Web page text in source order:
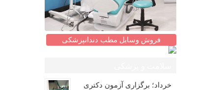
فروش وسایل مطب دندانپزشکی
خرداد؛ برگزاری آزمون دکتری